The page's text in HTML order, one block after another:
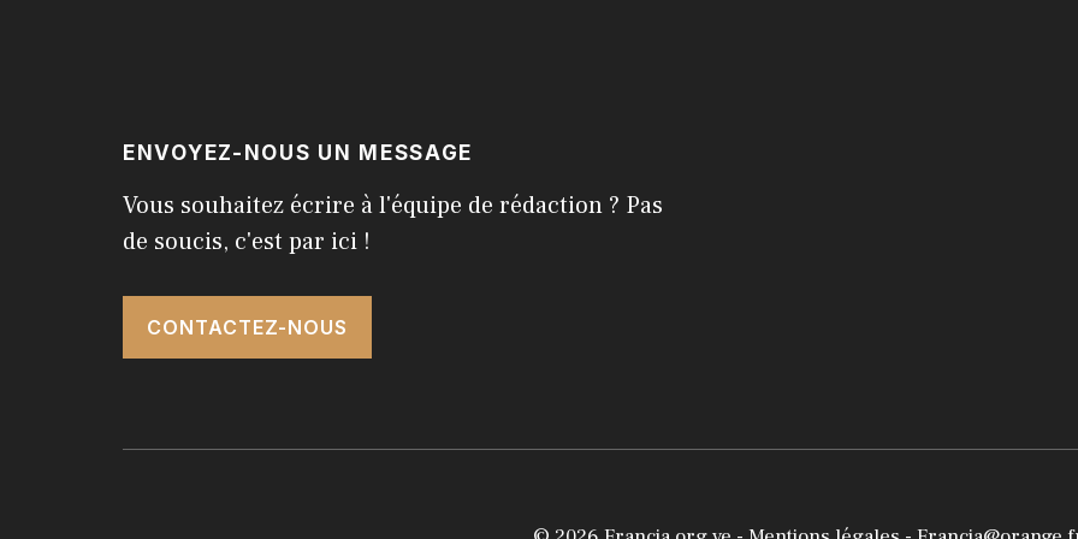
ENVOYEZ-NOUS UN MESSAGE
Vous souhaitez écrire à l'équipe de rédaction ? Pas
de soucis, c'est par ici !
CONTACTEZ-NOUS